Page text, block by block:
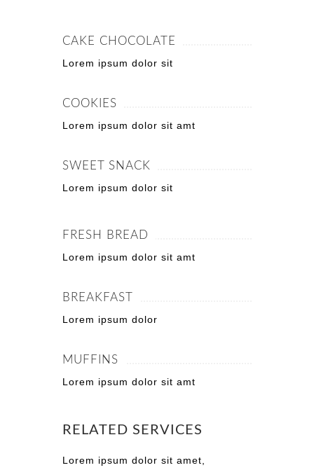
CAKE CHOCOLATE
Lorem ipsum dolor sit
COOKIES
Lorem ipsum dolor sit amt
SWEET SNACK
Lorem ipsum dolor sit
FRESH BREAD
Lorem ipsum dolor sit amt
BREAKFAST
Lorem ipsum dolor
MUFFINS
Lorem ipsum dolor sit amt
RELATED SERVICES
Lorem ipsum dolor sit amet,